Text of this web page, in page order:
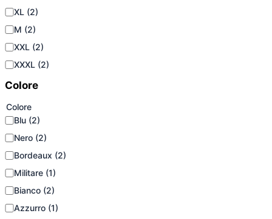
XL (2)
M (2)
XXL (2)
XXXL (2)
Colore
Colore
Blu (2)
Nero (2)
Bordeaux (2)
Militare (1)
Bianco (2)
Azzurro (1)